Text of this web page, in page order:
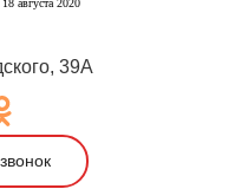
августа 2020
39А